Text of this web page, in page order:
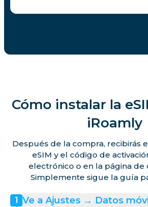
Cómo instalar la
iRoamly
Después de la compra, recibirás
eSIM y el código de
electrónico o en la página de
Simplemente sigue la guía
1 Ve a Ajustes → Datos